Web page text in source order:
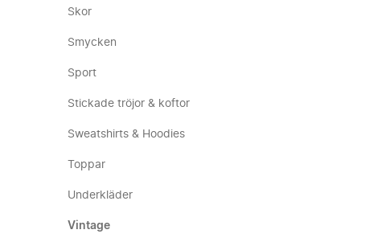
Skor
Smycken
Sport
Stickade tröjor & koftor
Sweatshirts & Hoodies
Toppar
Underkläder
Vintage